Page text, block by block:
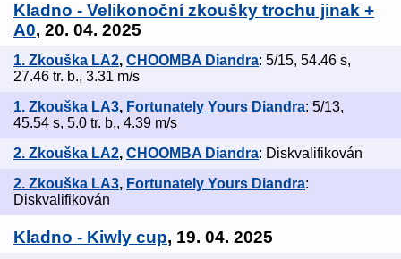
Kladno - Velikonoční zkoušky trochu jinak +
A0, 20. 04. 2025
1. Zkouška LA2, CHOOMBA Diandra: 5/15, 54.46 s,
27.46 tr. b., 3.31 m/s
1. Zkouška LA3, Fortunately Yours Diandra: 5/13,
45.54 s, 5.0 tr. b., 4.39 m/s
2. Zkouška LA2, CHOOMBA Diandra: Diskvalifikován
2. Zkouška LA3, Fortunately Yours Diandra:
Diskvalifikován
Kladno - Kiwly cup, 19. 04. 2025